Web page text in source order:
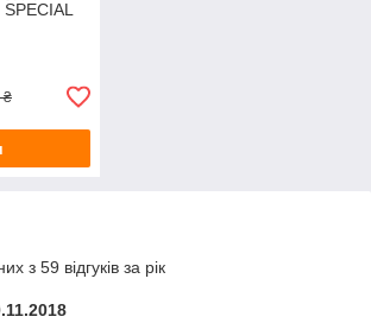
₴
з 59 відгуків за рік